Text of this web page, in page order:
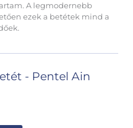
A legmodernebb
ezek a betétek mind a
- Pentel Ain